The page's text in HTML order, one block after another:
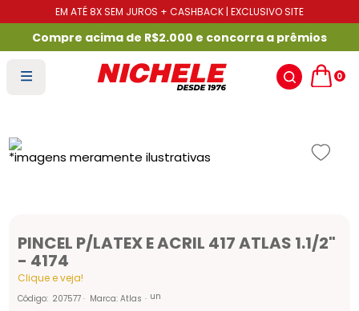
EM ATÉ 8X SEM JUROS + CASHBACK | EXCLUSIVO SITE
Compre acima de R$2.000 e concorra a prêmios
0
PINCEL P/LATEX E ACRIL 417 ATLAS 1.1/2"
- 4174
Clique e veja!
Código: 207577 Marca:Atlas un